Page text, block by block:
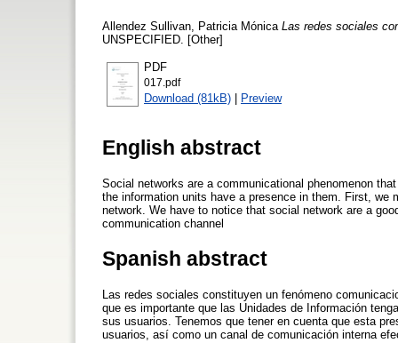
Allendez Sullivan, Patricia Mónica Las redes sociales
UNSPECIFIED. [Other]
PDF
017.pdf
Download (81kB) | Preview
English abstract
Social networks are a communicational phenomenon
the information units have a presence in them. First,
network. We have to notice that social network are a
communication channel
Spanish abstract
Las redes sociales constituyen un fenómeno
que es importante que las Unidades de Información
sus usuarios. Tenemos que tener en cuenta que esta
usuarios, así como un canal de comunicación interna